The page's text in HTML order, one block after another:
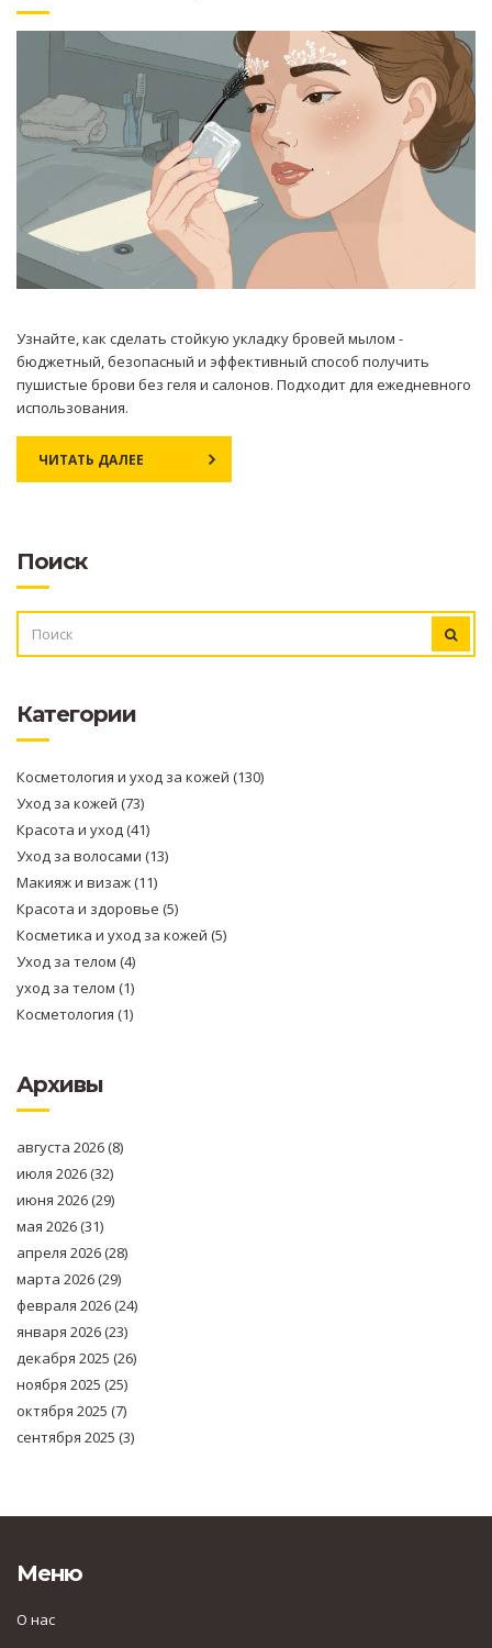
Узнайте, как сделать стойкую укладку бровей мылом -
бюджетный, безопасный и эффективный способ получить
пушистые брови без геля и салонов. Подходит для ежедневного
использования.
ЧИТАТЬ ДАЛЕЕ
Поиск
Категории
Косметология и уход за кожей (130)
Уход за кожей (73)
Красота и уход(41)
Уход за волосами (13)
Макияж и визаж(11)
Красота и здоровье (5)
Косметика и уход за кожей (5)
Уход за телом (4)
уход за телом (1)
Косметология (1)
Архивы
августа 2026(8)
июля 2026(32)
июня 2026(29)
мая 2026(31)
апреля 2026(28)
марта 2026(29)
февраля 2026(24)
января 2026(23)
декабря 2025 (26)
ноября 2025 (25)
октября 2025 (7)
сентября 2025 (3)
Меню
О нас